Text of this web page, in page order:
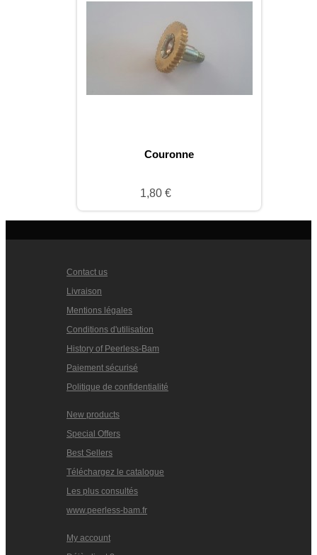
Couronne
1,80 €
Contact us
Livraison
Mentions légales
Conditions d'utilisation
History of Peerless-Bam
Paiement sécurisé
Politique de confidentialité
New products
Special Offers
Best Sellers
Téléchargez le catalogue
Les plus consultés
www.peerless-bam.fr
My account